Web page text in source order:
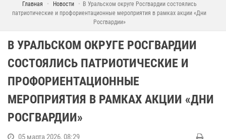
Главная Новости
В Уральском округе Росгвардии состоялись
патриотические и профориентационные мероприятия в рамках акции «Дни
Росгвардии»
В УРАЛЬСКОМ ОКРУГЕ РОСГВАРДИИ
СОСТОЯЛИСЬ ПАТРИОТИЧЕСКИЕ И
ПРОФОРИЕНТАЦИОННЫЕ
МЕРОПРИЯТИЯ В РАМКАХ АКЦИИ «ДНИ
РОСГВАРДИИ»
05 марта 2026, 08:29